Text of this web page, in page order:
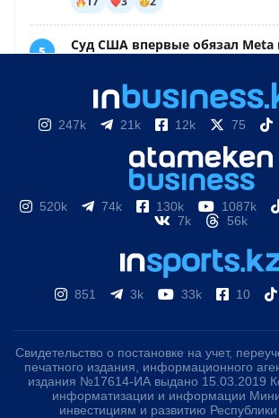
247k 21k 12k 75
520k 74k 130k 1087k
7k
56k
851 3k 33k 10
Свидетельство о постановке на учет,
печатного издания, информационного
издания №17614-ИА выдано 15.03.2019
информатизации и информации
инвестициям и развитию Республики